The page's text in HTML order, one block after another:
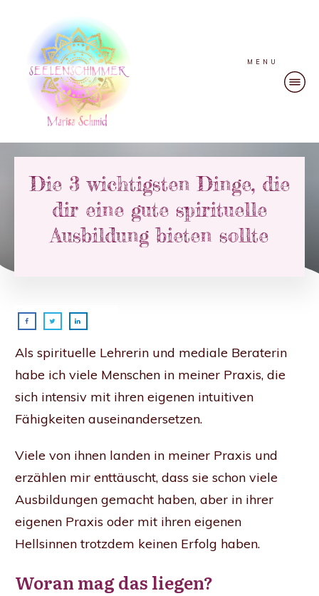
MENU
Die 3 wichtigsten Dinge, die
dir eine gute spirituelle
Ausbildung bieten sollte
Als spirituelle Lehrerin und mediale Beraterin
habe ich viele Menschen in meiner Praxis, die
sich intensiv mit ihren eigenen intuitiven
Fähigkeiten auseinandersetzen.
Viele von ihnen landen in meiner Praxis und
erzählen mir enttäuscht, dass sie schon viele
Ausbildungen gemacht haben, aber in ihrer
eigenen Praxis oder mit ihren eigenen
Hellsinnen trotzdem keinen Erfolg haben.
Woran mag das liegen?